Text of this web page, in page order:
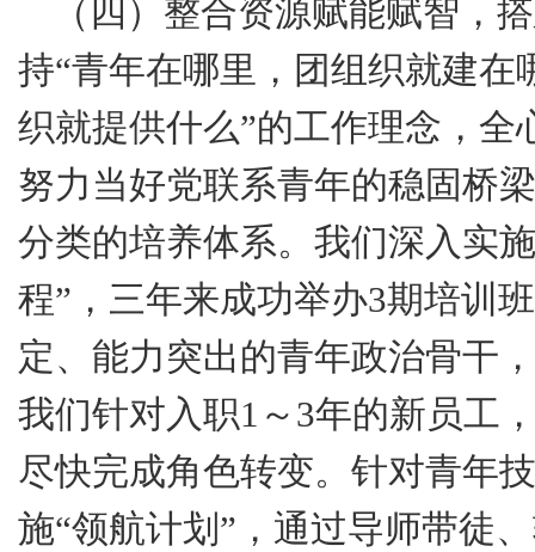
（四）整合资源赋能赋智，
持“青年在哪里，团组织就建
织就提供什么”的工作理念，
努力当好党联系青年的稳固桥
分类的培养体系。我们深入实
程”，三年来成功举办3期培训
定、能力突出的青年政治骨干
我们针对入职1 ～ 3年的新员工
尽快完成角色转变。针对青年
施“领航计划”，通过导师带徒